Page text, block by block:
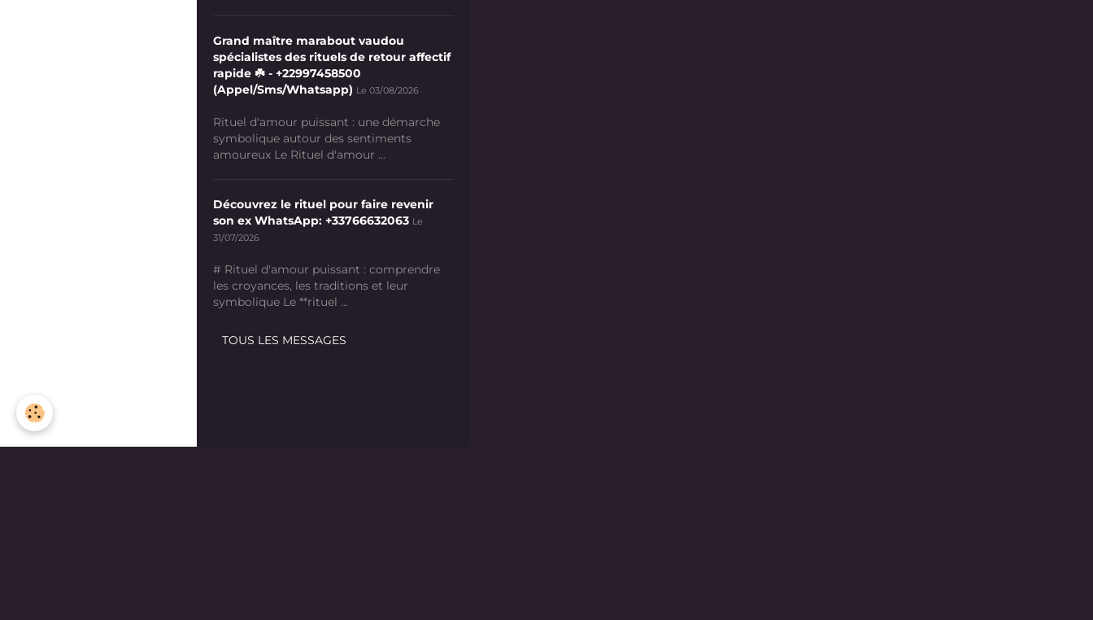
Grand maître marabout vaudou
spécialistes des rituels de retour affectif
rapide ☘️ - +22997458500
(Appel/Sms/Whatsapp) Le 03/08/2026
Rituel d'amour puissant : une démarche
symbolique autour des sentiments
amoureux Le Rituel d'amour ...
Découvrez le rituel pour faire revenir
son ex WhatsApp: +33766632063 Le
31/07/2026
# Rituel d'amour puissant : comprendre
les croyances, les traditions et leur
symbolique Le **rituel ...
TOUS LES MESSAGES